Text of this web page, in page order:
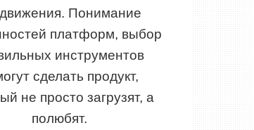
Понимание
платформ, выбор
инструментов
сделать продукт,
не просто загрузят, а
полюбят.